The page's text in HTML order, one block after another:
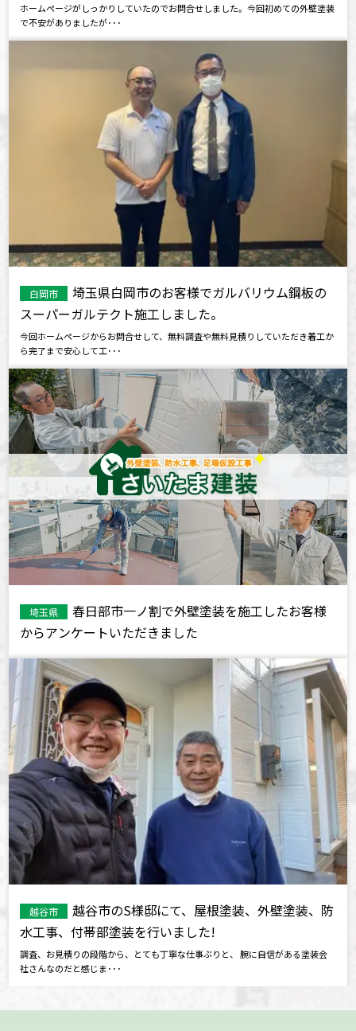
ホームページがしっかりしていたのでお問合せしました。今回初めての外壁塗装
で不安がありましたが･･･
白岡市
埼玉県白岡市のお客様でガルバリウム鋼板の
スーパーガルテクト施工しました。
今回ホームページからお問合せして、無料調査や無料見積りしていただき着工か
ら完了まで安心して工･･･
埼玉県
春日部市一ノ割で外壁塗装を施工したお客様
からアンケートいただきました
越谷市
越谷市のS様邸にて、屋根塗装、外壁塗装、防
水工事、付帯部塗装を行いました!
調査、お見積りの段階から、とても丁寧な仕事ぶりと、 腕に自信がある塗装会
社さんなのだと感じま･･･